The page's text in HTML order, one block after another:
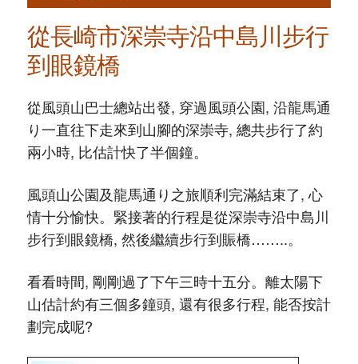
從長崎市深崇寺沿中島川步行
到眼鏡橋
從風頭山巴士總站出發, 穿過風頭公園, 沿龍馬通
り一直往下走來到山腳的深崇寺, 總共步行了約
兩小時, 比估計快了半個鐘。
風頭山公園及龍馬通り之旅順利完滿結束了, 心
情十分愉快。緊接著的行程是從深崇寺沿中島川
步行到眼鏡橋, 然後繼續步行到賑橋……..。
看看時間, 剛剛過了下午三時十五分。離太陽下
山估計約有三個多鐘頭, 還有很多行程, 能否按計
劃完成呢?